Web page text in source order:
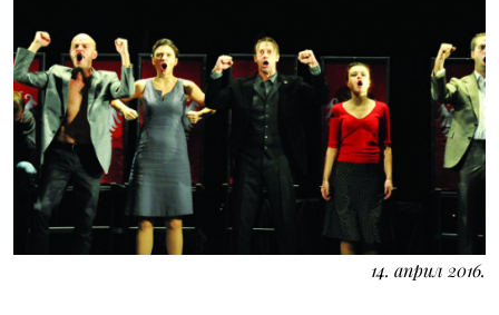
14. април 2016.